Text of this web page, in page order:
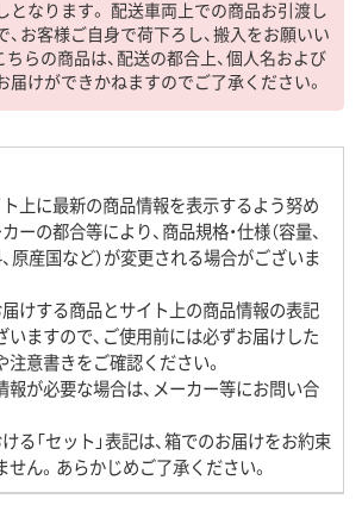
となります。 配送車両上での商品お引渡し
、お客様ご自身で荷下ろし、搬入をお願いい
らの商品は、配送の都合上、個人名および
届けができかねますのでご了承ください。
ト上に最新の商品情報を表示するよう努め
ーの都合等により、商品規格・仕様（容量、
原産国など）が変更される場合がございま
届けする商品とサイト上の商品情報の表記
いますので、ご使用前には必ずお届けした
意書きをご確認ください。
報が必要な場合は、メーカー等にお問い合
る「セット」表記は、箱でのお届けをお約束
ん。あらかじめご了承ください。